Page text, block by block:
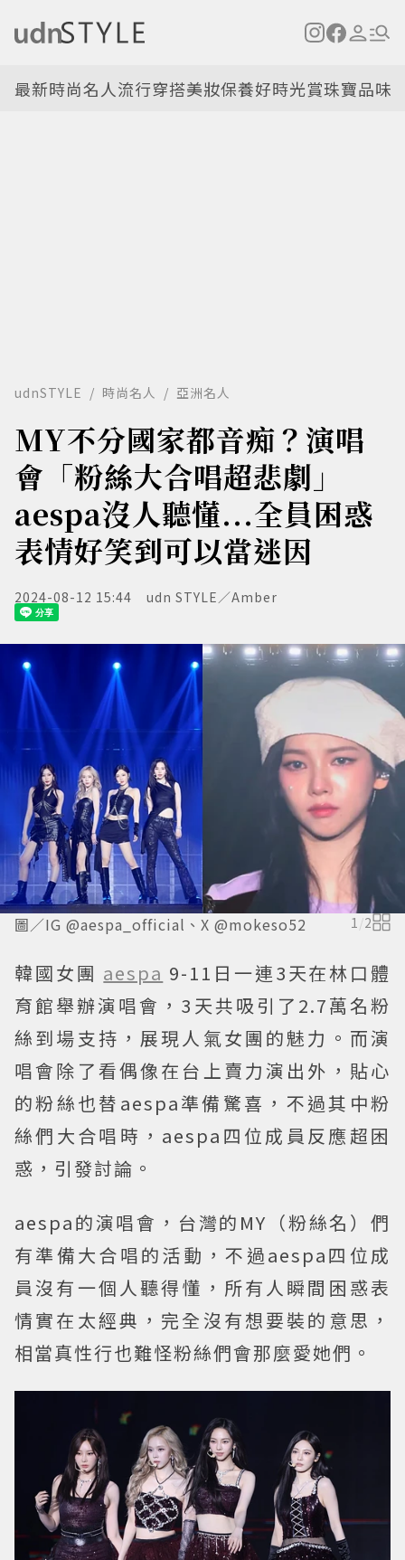
最新時尚名人流行穿搭美妝保養好時光賞珠寶品味
udnSTYLE 時尚名人 亞洲名人
MY不分國家都音痴？演唱
會「粉絲大合唱超悲劇」
aespa沒人聽懂...全員困惑
表情好笑到可以當迷因
2024-08-12 15:44 udn STYLE／Amber
圖／IG @aespa_official、X @mokeso52 1/2
韓國女團 aespa 9-11日一連3天在林口體
育館舉辦演唱會，3天共吸引了2.7萬名粉
絲到場支持，展現人氣女團的魅力。而演
唱會除了看偶像在台上賣力演出外，貼心
的粉絲也替aespa準備驚喜，不過其中粉
絲們大合唱時，aespa四位成員反應超困
惑，引發討論。
aespa的演唱會，台灣的MY（粉絲名）們
有準備大合唱的活動，不過aespa四位成
員沒有一個人聽得懂，所有人瞬間困惑表
情實在太經典，完全沒有想要裝的意思，
相當真性行也難怪粉絲們會那麼愛她們。